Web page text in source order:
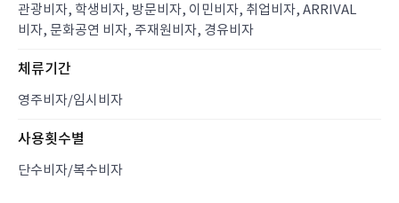
관광비자, 학생비자, 방문비자, 이민비자, 취업비자, ARRIVAL
비자, 문화공연 비자, 주재원비자, 경유비자
체류기간
영주비자/임시비자
사용횟수별
단수비자/복수비자